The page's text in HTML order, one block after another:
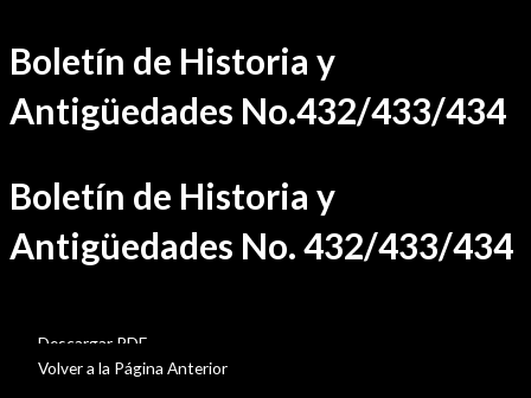
Ir
al
contenido
Boletín de Historia y
Antigüedades No.432/433/434
Boletín de Historia y
Antigüedades No. 432/433/434
Descargar PDF
Volver a la Página Anterior